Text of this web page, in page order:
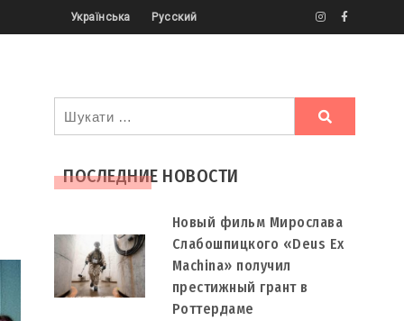
Українська Русский
Ви
шукали
ПОСЛЕДНИЕ НОВОСТИ
Новый фильм Мирослава
Слабошпицкого «Deus Ex
Machina» получил
престижный грант в
Роттердаме